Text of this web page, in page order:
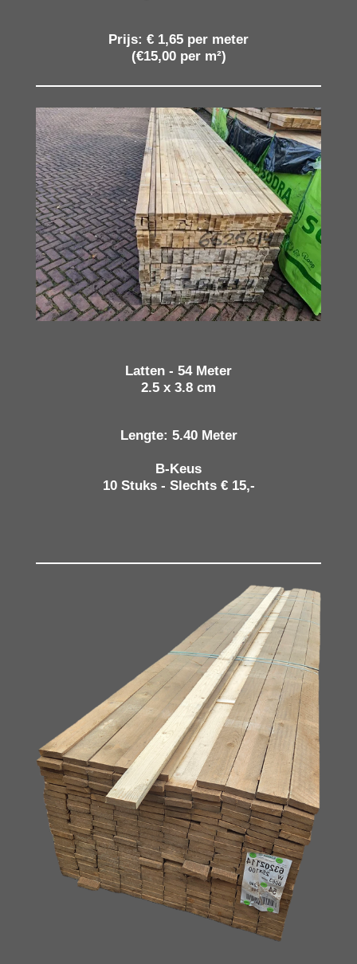
Prijs: € 1,65 per meter
(€15,00 per m²)
Latten - 54 Meter
2.5 x 3.8 cm
Lengte: 5.40 Meter
B-Keus
10 Stuks - Slechts € 15,-